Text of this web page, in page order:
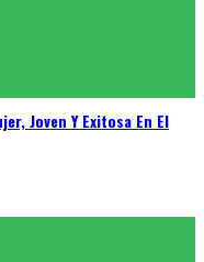
Joven Y Exitosa En El